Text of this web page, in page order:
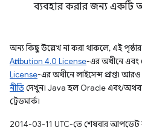
ব্যবহার করার জন্য একটি
অন্য কিছু উল্লেখ না করা থাকলে, এই পৃষ্ঠার
Attribution 4.0 License-এর অধীনে
License-এর অধীনে লাইসেন্স প্রাপ্ত।
নীতিদেখুন। Java হল Oracle এবং/অথবা
ট্রেডমার্ক।
2014-03-11 UTC-তে শেষবার আপডেট